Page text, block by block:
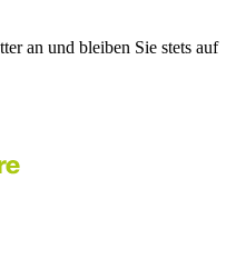
an und bleiben Sie stets auf